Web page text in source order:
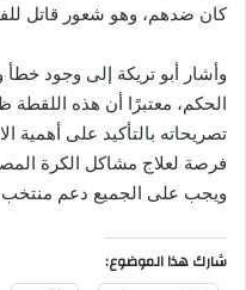
كان ضدهم، وهو شعور قاتل
وأشار أبو تريكة إلى وجود
الحكم، معتبرًا أن هذه
تصريحاته بالتأكيد على أهمية
فرصة لعلاج مشاكل الكرة
ويجب على الجميع دعم منتخب
شارك هذا الموضوع: